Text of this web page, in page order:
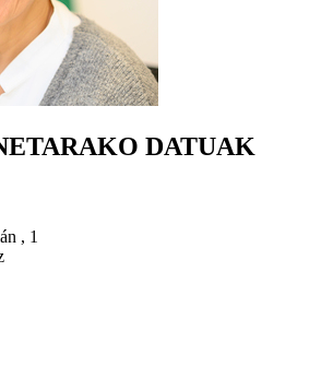
DATUAK
, 1